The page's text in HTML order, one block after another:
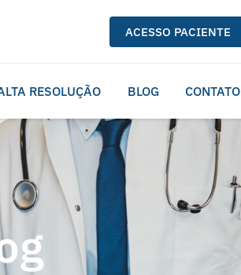
ACESSO PACIENTE
RESOLUÇÃO BLOG CONTATO